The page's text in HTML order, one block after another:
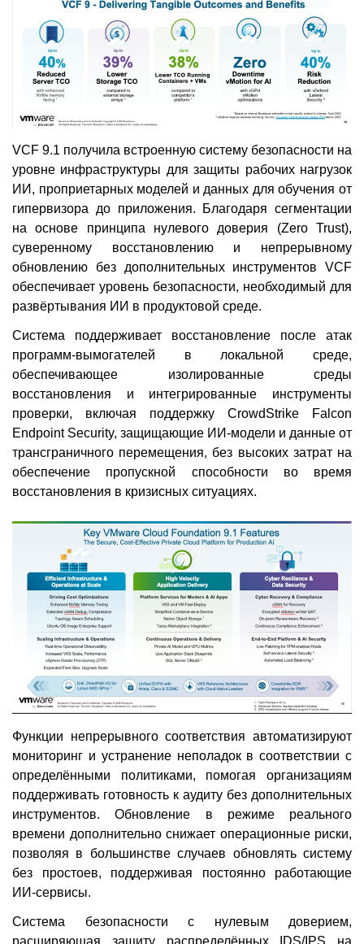
VCF 9.1 получила встроенную систему безопасности на
уровне инфраструктуры для защиты рабочих нагрузок
ИИ, проприетарных моделей и данных для обучения от
гипервизора до приложения. Благодаря сегментации
на основе принципа нулевого доверия (Zero Trust),
суверенному восстановлению и непрерывному
обновлению без дополнительных инструментов VCF
обеспечивает уровень безопасности, необходимый для
развёртывания ИИ в продуктовой среде.
Система поддерживает восстановление после атак
программ-вымогателей в локальной среде,
обеспечивающее изолированные среды
восстановления и интегрированные инструменты
проверки, включая поддержку CrowdStrike Falcon
Endpoint Security, защищающие ИИ-модели и данные от
трансграничного перемещения, без высоких затрат на
обеспечение пропускной способности во время
восстановления в кризисных ситуациях.
Функции непрерывного соответствия автоматизируют
мониторинг и устранение неполадок в соответствии с
определёнными политиками, помогая организациям
поддерживать готовность к аудиту без дополнительных
инструментов. Обновление в режиме реального
времени дополнительно снижает операционные риски,
позволяя в большинстве случаев обновлять систему
без простоев, поддерживая постоянно работающие
ИИ-сервисы.
Система безопасности с нулевым доверием,
расширяющая защиту распределённых IDS/IPS на